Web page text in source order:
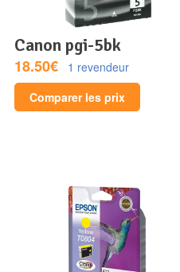
canon pgi-5bk
18.50€
1 revendeur
Comparer les prix